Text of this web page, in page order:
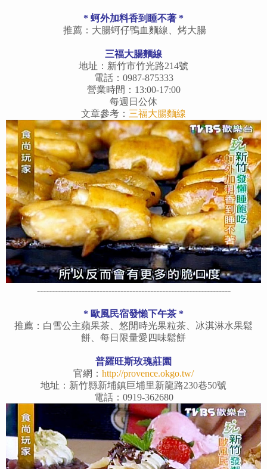
* 蚵外加料香到睡不著 *
推薦：大腸蚵仔鴨血麵線、烤大腸
三福大腸麵線
地址：新竹市竹光路214號
電話：0987-875333
營業時間：13:00-17:00
每週日公休
文章參考： 三福大腸麵線
-----------------------------------------------------------------
* 歐風民宿發懶下午茶 *
推薦：白雪公主蘋果茶、悠閒時光果粒茶、冰淇淋水果鬆
餅、每日限量愛四味鬆餅
普羅旺斯玫瑰莊園
官網： http://provence.okgo.tw/
地址：新竹縣新埔鎮巨埔里新龍路230巷50號
電話：0919-362680